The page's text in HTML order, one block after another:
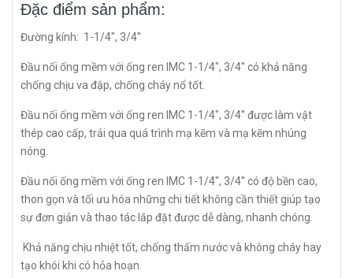
Đặc điểm sản phẩm:
Đường kính: 1-1/4", 3/4''
Đầu nối ống mềm với ống ren IMC 1-1/4", 3/4'' có khả năng
chống chịu va đập, chống cháy nổ tốt.
Đầu nối ống mềm với ống ren IMC 1-1/4", 3/4'' được làm vật
thép cao cấp, trải qua quá trình mạ kẽm và mạ kẽm nhúng
nóng.
Đầu nối ống mềm với ống ren IMC 1-1/4", 3/4'' có độ bền cao,
thon gọn và tối ưu hóa những chi tiết không cần thiết giúp tạo
sự đơn giản và thao tác lắp đặt được dễ dàng, nhanh chóng.
Khả năng chịu nhiệt tốt, chống thấm nước và không cháy hay
tạo khói khi có hỏa hoạn.